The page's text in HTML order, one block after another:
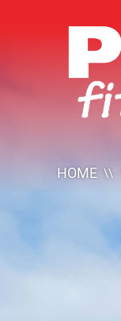
Pferde
Fit
Vital
HOME